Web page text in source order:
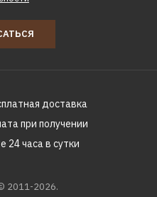
доставка
при получении
24 часа в сутки
2011-2026.